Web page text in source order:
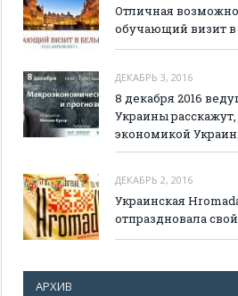
Отличная
обучающий визит
ДЕКАБРЬ 3, 2016
8 декабря 2016
Украины
экономикой
ДЕКАБРЬ 2, 2016
Украинская
отпраздновала
АРХИВ